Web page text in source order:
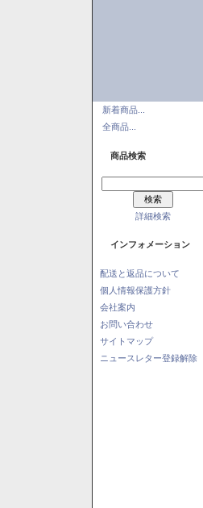
新着商品...
全商品...
商品検索
詳細検索
インフォメーション
配送と返品について
個人情報保護方針
会社案内
お問い合わせ
サイトマップ
ニュースレター登録解除